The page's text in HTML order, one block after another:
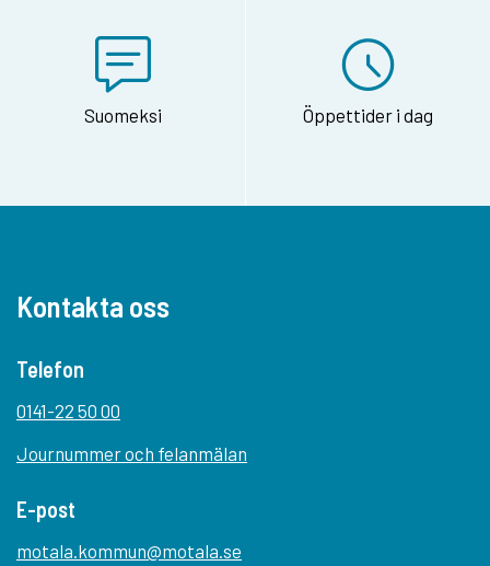
Suomeksi Öppettider i dag
Kontakta oss
Telefon
0141-22 50 00
Journummer och felanmälan
E-post
motala.kommun@motala.se